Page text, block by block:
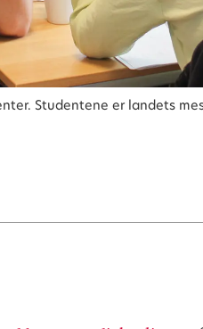
Studentene er landets